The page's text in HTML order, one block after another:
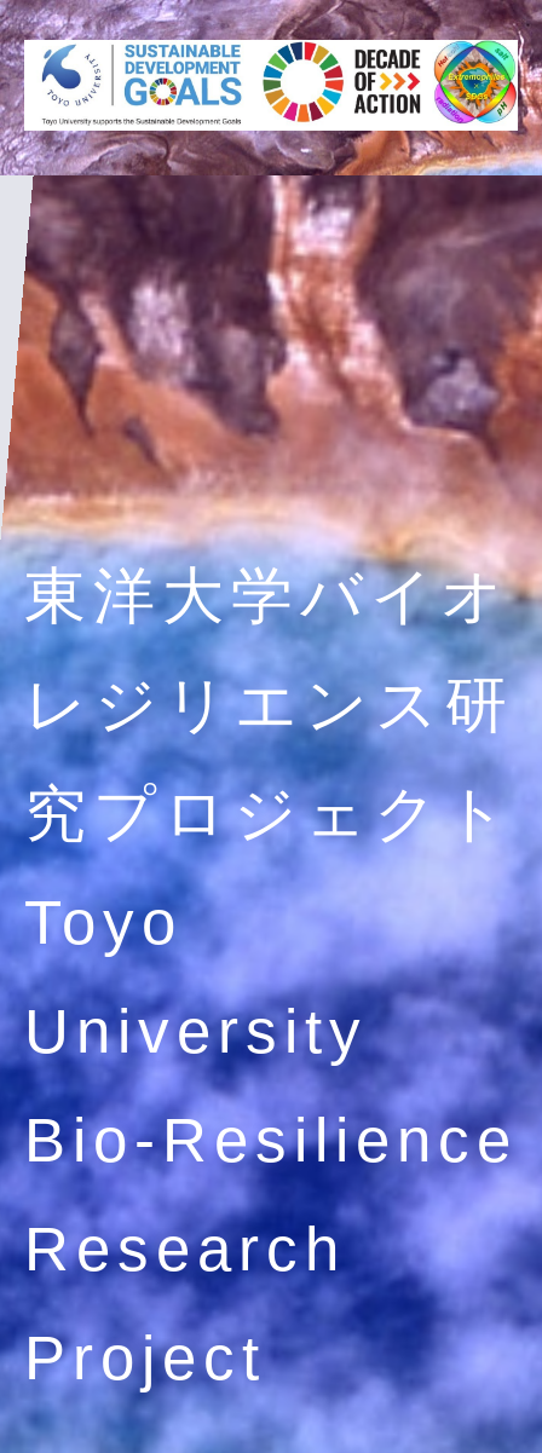
東洋大学バイオ
レジリエンス研
究プロジェクト
Toyo
University
Bio-Resilience
Research
Project